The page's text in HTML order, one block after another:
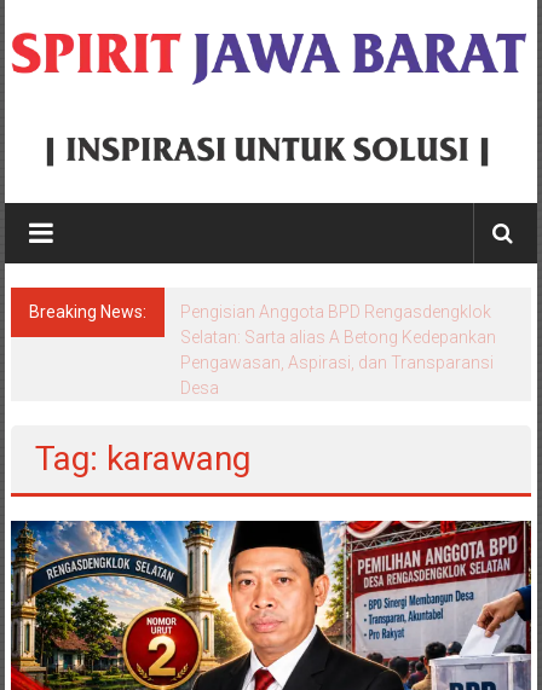
to
content
Spirit
Jawa
Barat
Inspirasi
Breaking News:
Semprot Konsultan Pengawas Proyek
Puskesmas Kotabaru Rp5,6 Miliar, Bupati
Aep: “Dibayar Penuh, Jangan Tunggu
Komplain Baru Bergerak”
Tag: karawang